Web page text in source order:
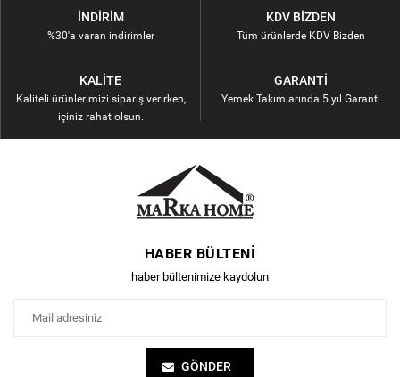
İNDIRIM
%30'a varan indirimler
KDV BIZDEN
Tüm ürünlerde KDV Bizden
KALITE
Kaliteli ürünlerimizi sipariş verirken,
içiniz rahat olsun.
GARANTI
Yemek Takımlarında 5 yıl Garanti
HABER BÜLTENI
haber bültenimize kaydolun
GÖNDER